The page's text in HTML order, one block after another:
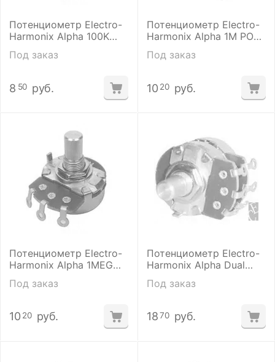
Потенциометр Electro-
Harmonix Alpha 100K
Linear
Под заказ
8 50 руб.
Потенциометр Electro-
Harmonix Alpha 1M POT-
PC MOUNT- LOG
Под заказ
10 20 руб.
Потенциометр Electro-
Harmonix Alpha 1MEG
Log
Под заказ
10 20 руб.
Потенциометр Electro-
Harmonix Alpha Dual
1MEG2X Log
Под заказ
1870 руб.